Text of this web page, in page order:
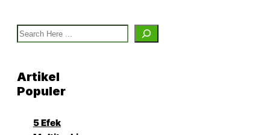
Search
Artikel
Populer
5 Efek